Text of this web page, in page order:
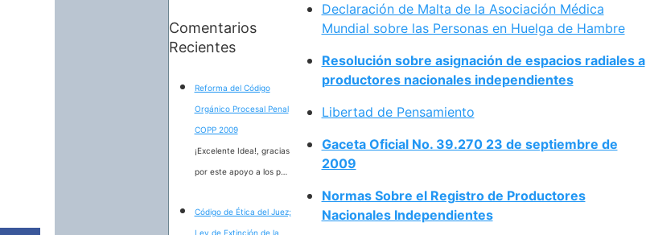
Comentarios
Recientes
Reforma del Código
Orgánico Procesal Penal
COPP 2009
¡Excelente Idea!, gracias
por este apoyo a los p…
Código de Ética del Juez;
Ley de Extinción de la
Declaración de Malta de la Asociación Médica
Mundial sobre las Personas en Huelga de Hambre
Resolución sobre asignación de espacios radiales a
productores nacionales independientes
Libertad de Pensamiento
Gaceta Oficial No. 39.270 23 de septiembre de
2009
Normas Sobre el Registro de Productores
Nacionales Independientes